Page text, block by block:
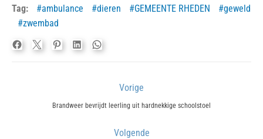
Tag: ambulance dieren GEMEENTE RHEDEN
geweld
zwembad
navigatie
Vorige
Previous
Brandweer bevrijdt leerling uit hardnekkige schoolstoel
Volgende